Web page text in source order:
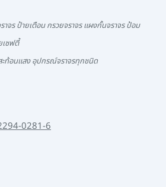
จร ป้ายเตือน กรวยจราจร แผงกั้นจราจร ป้อม
เซฟตี้
ะท้อนแสง อุปกรณ์จราจรทุกชนิด
0281-6